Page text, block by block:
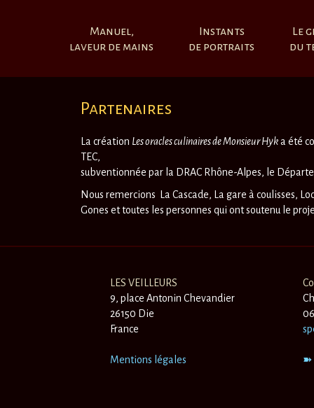
Manuel,
laveur de mains
Instants
de portraits
Le
du
Partenaires
La création Les oracles culinaires de Monsieur Hyka été
TEC,
subventionnée par la DRAC Rhône-Alpes, le
Nous remercions La Cascade, La gare à coulisses,
Gones et toutes les personnes qui ont soutenu le
LES VEILLEURS
9, place Antonin Chevandier
26150 Die
France
Mentions légales ➽